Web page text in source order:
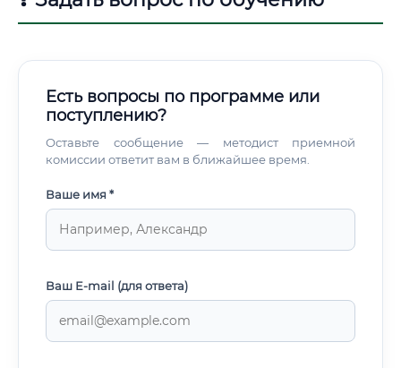
базовая работа с животными моделями ✅
второстепенны.
Есть вопросы по программе или
поступлению?
Оставьте сообщение — методист приемной
комиссии ответит вам в ближайшее время.
Ваше имя *
Ваш E-mail (для ответа)